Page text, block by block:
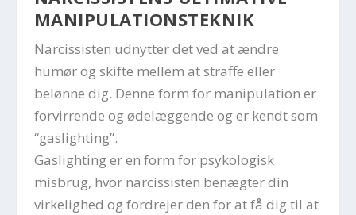
MANIPULATIONSTEKNIK
Narcissisten udnytter det ved at ændre
humør og skifte mellem at straffe eller
belønne dig. Denne form for manipulation er
forvirrende og ødelæggende og er kendt som
“gaslighting”.
Gaslighting er en form for psykologisk
misbrug, hvor narcissisten benægter din
virkelighed og fordrejer den for at få dig til at